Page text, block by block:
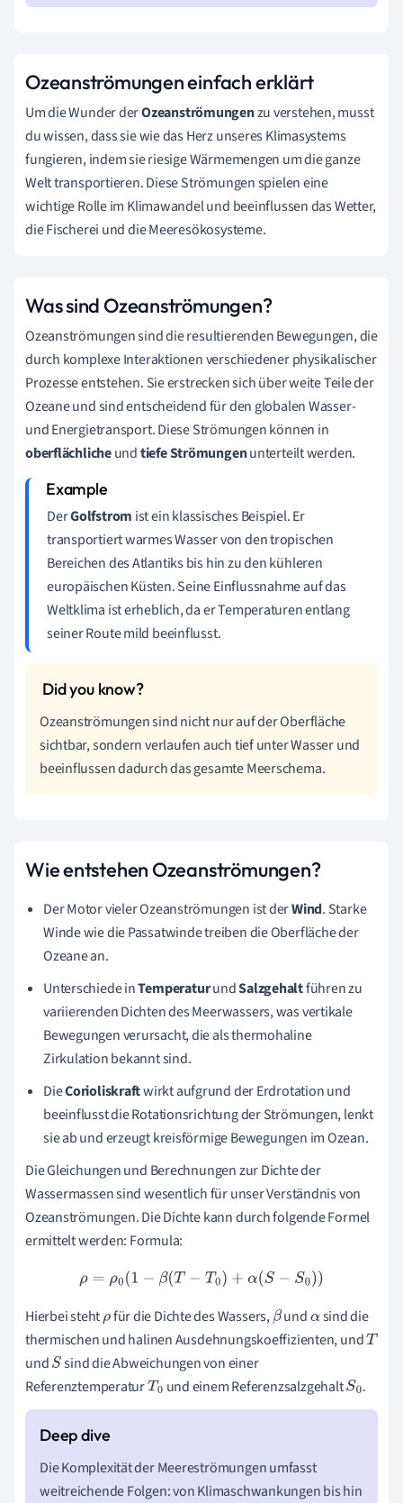
Ozeanströmungen einfach erklärt
Um die Wunder derOzeanströmungenzu verstehen, musst
du wissen, dass sie wie das Herz unseres Klimasystems
fungieren, indem sie riesige Wärmemengen um die ganze
Welt transportieren. Diese Strömungen spielen eine
wichtige Rolle im Klimawandel und beeinflussen das Wetter,
die Fischerei und die Meeresökosysteme.
Was sind Ozeanströmungen?
Ozeanströmungen sind die resultierenden Bewegungen, die
durch komplexe Interaktionen verschiedener physikalischer
Prozesse entstehen. Sie erstrecken sich über weite Teile der
Ozeane und sind entscheidend für den globalen Wasser-
und Energietransport. Diese Strömungen können in
oberflächlicheundtiefe Strömungenunterteilt werden.
DerGolfstrom ist ein klassisches Beispiel. Er
transportiert warmes Wasser von den tropischen
Bereichen des Atlantiks bis hin zu den kühleren
europäischen Küsten. Seine Einflussnahme auf das
Weltklima ist erheblich, da er Temperaturen entlang
seiner Route mild beeinflusst.
Ozeanströmungen sind nicht nur auf der Oberfläche
sichtbar, sondern verlaufen auch tief unter Wasser und
beeinflussen dadurch das gesamte Meerschema.
Wie entstehen Ozeanströmungen?
Der Motor vieler Ozeanströmungen ist derWind. Starke
Winde wie die Passatwinde treiben die Oberfläche der
Ozeane an.
Unterschiede inTemperaturundSalzgehaltführen zu
variierenden Dichten des Meerwassers, was vertikale
Bewegungen verursacht, die als thermohaline
Zirkulation bekannt sind.
DieCorioliskraftwirkt aufgrund der Erdrotation und
beeinflusst die Rotationsrichtung der Strömungen, lenkt
sie ab und erzeugt kreisförmige Bewegungen im Ozean.
Die Gleichungen und Berechnungen zur Dichte der
Wassermassen sind wesentlich für unser Verständnis von
Ozeanströmungen. Die Dichte kann durch folgende Formel
ermittelt werden: Formula:
ρ=ρ0( 1−β(T−T0)+ α(S−S0) )
Hierbei stehtρfür die Dichte des Wassers,βundαsind die
thermischen und halinen Ausdehnungskoeffizienten, undT
undS sind die Abweichungen von einer
ReferenztemperaturT0 und einem ReferenzsalzgehaltS0.
Die Komplexität der Meereströmungen umfasst
weitreichende Folgen: von Klimaschwankungen bis hin